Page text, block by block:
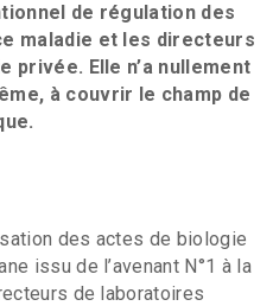
de régulation des
maladie et les directeurs
privée. Elle n’a nullement
à couvrir le champ de
des actes de biologie
issu de l’avenant N°1 à la
de laboratoires